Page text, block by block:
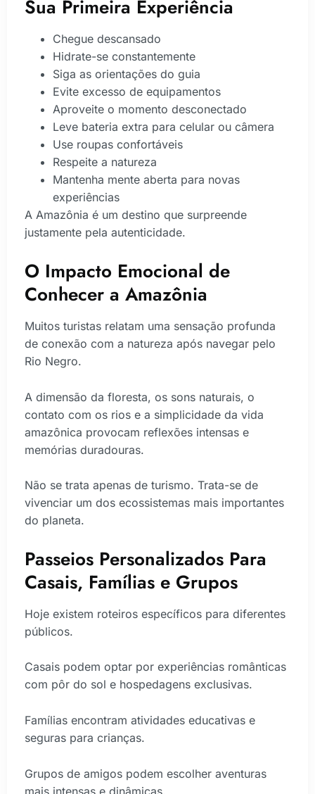
Sua Primeira Experiência
Chegue descansado
Hidrate-se constantemente
Siga as orientações do guia
Evite excesso de equipamentos
Aproveite o momento desconectado
Leve bateria extra para celular ou câmera
Use roupas confortáveis
Respeite a natureza
Mantenha mente aberta para novas
experiências
A Amazônia é um destino que surpreende
justamente pela autenticidade.
O Impacto Emocional de
Conhecer a Amazônia
Muitos turistas relatam uma sensação profunda
de conexão com a natureza após navegar pelo
Rio Negro.
A dimensão da floresta, os sons naturais, o
contato com os rios e a simplicidade da vida
amazônica provocam reflexões intensas e
memórias duradouras.
Não se trata apenas de turismo. Trata-se de
vivenciar um dos ecossistemas mais importantes
do planeta.
Passeios Personalizados Para
Casais, Famílias e Grupos
Hoje existem roteiros específicos para diferentes
públicos.
Casais podem optar por experiências românticas
com pôr do sol e hospedagens exclusivas.
Famílias encontram atividades educativas e
seguras para crianças.
Grupos de amigos podem escolher aventuras
mais intensas e dinâmicas.